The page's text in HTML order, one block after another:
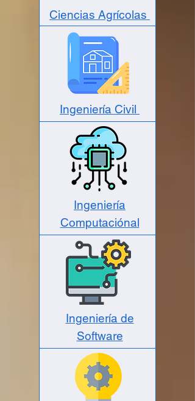
Ciencias Agrícolas
Ingeniería Civil
Ingeniería
Computaciónal
Ingeniería de
Software